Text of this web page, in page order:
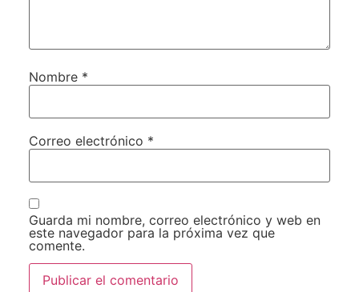
Nombre *
Correo electrónico *
Guarda mi nombre, correo electrónico y web en
este navegador para la próxima vez que
comente.